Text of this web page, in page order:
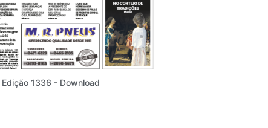
Edição 1336 - Download